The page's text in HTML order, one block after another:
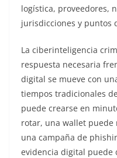
logística, proveedores,
jurisdicciones y puntos
La ciberinteligencia
respuesta necesaria
digital se mueve con
tiempos tradicionales
puede crearse en
rotar, una wallet puede
una campaña de
evidencia digital puede